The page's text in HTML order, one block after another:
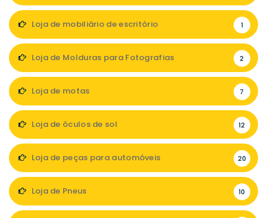
Loja de mobiliário de escritório 1
Loja de Molduras para Fotografias 2
Loja de motas 7
Loja de óculos de sol 12
Loja de peças para automóveis 20
Loja de Pneus 10